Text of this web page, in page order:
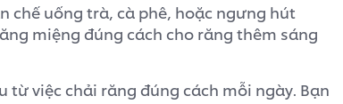
chế uống trà, cà phê, hoặc ngưng hút
miệng đúng cách cho răng thêm sáng
từ việc chải răng đúng cách mỗi ngày. Bạn